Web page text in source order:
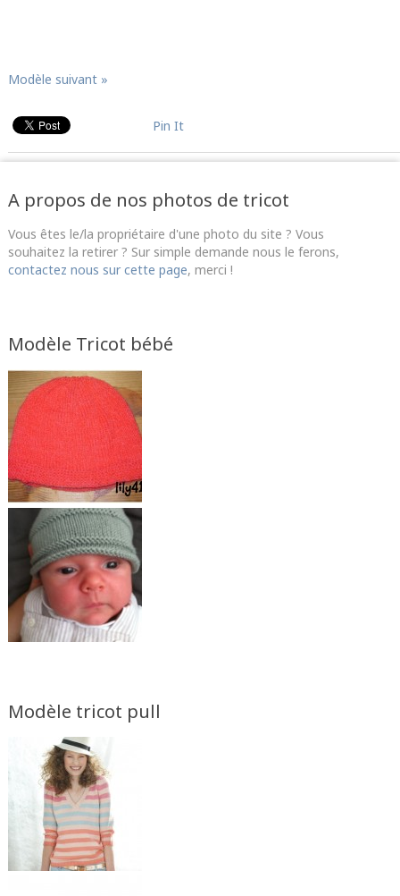
Modèle suivant »
Pin It
A propos de nos photos de tricot
Vous êtes le/la propriétaire d'une photo du site ? Vous
souhaitez la retirer ? Sur simple demande nous le ferons,
contactez nous sur cette page, merci !
Modèle Tricot bébé
Modèle tricot pull